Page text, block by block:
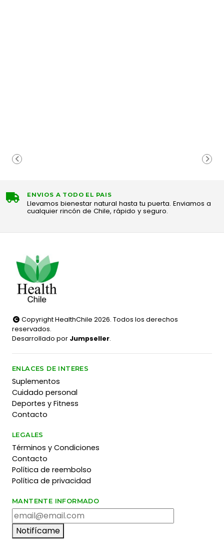
ENVIOS A TODO EL PAIS
Llevamos bienestar natural hasta tu puerta. Enviamos a
cualquier rincón de Chile, rápido y seguro.
Copyright HealthChile 2026. Todos los derechos
reservados.
Desarrollado por Jumpseller.
ENLACES DE INTERES
Suplementos
Cuidado personal
Deportes y Fitness
Contacto
LEGALES
Términos y Condiciones
Contacto
Política de reembolso
Política de privacidad
MANTENTE INFORMADO
Notifícame